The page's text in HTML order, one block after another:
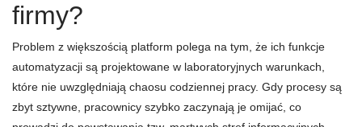
firmy?
Problem z większością platform polega na tym, że ich funkcje
automatyzacji są projektowane w laboratoryjnych warunkach,
które nie uwzględniają chaosu codziennej pracy. Gdy procesy są
zbyt sztywne, pracownicy szybko zaczynają je omijać, co